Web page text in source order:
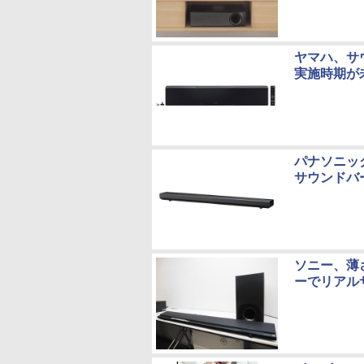
ヤマハ、サ
実施時期が
パナソニ
サウンドバ
ソニー、
ーでリアル